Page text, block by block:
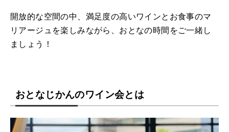
開放的な空間の中、満足度の高いワインとお食事のマ
リアージュを楽しみながら、おとなの時間をご一緒し
ましょう！
おとなじかんのワイン会とは